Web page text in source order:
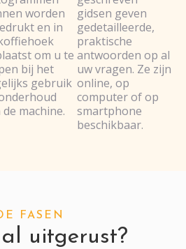
worden
en in
om u te
bij het
gebruik
de machine.
gidsen geven
gedetailleerde,
praktische
antwoorden op al
uw vragen. Ze zijn
online, op
computer of op
smartphone
beschikbaar.
FASEN
uitgerust?